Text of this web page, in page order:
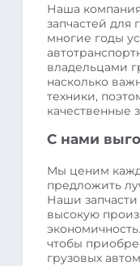
Наша
запчастей для
многие годы
владельцами
насколько
техники,
качественные
С нами
Мы ценим
предложить
Наши
высокую
чтобы
грузовых